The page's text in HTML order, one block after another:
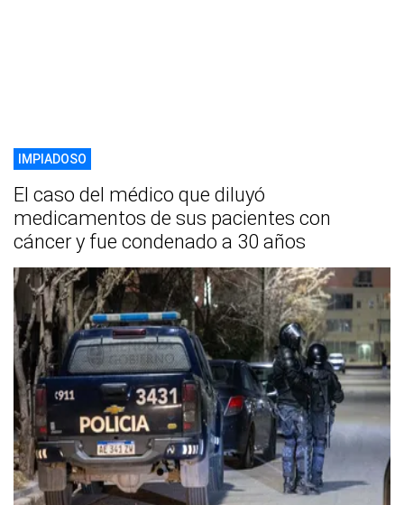
IMPIADOSO
El caso del médico que diluyó
medicamentos de sus pacientes con
cáncer y fue condenado a 30 años